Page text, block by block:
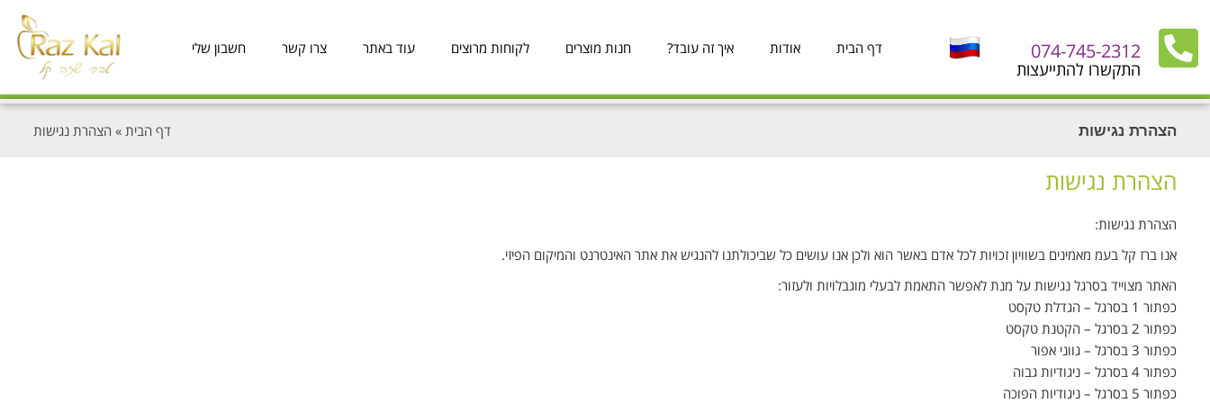
074-745-2312
התקשרו להתייעצות
דף הבית אודות איך זה עובד? חנות מוצרים לקוחות מרוצים עוד באתר צרו קשר חשבון שלי
הצהרת נגישות דף הבית » הצהרת נגישות
הצהרת נגישות
הצהרת נגישות:
אנו ברז קל בעמ מאמינים בשוויון זכויות לכל אדם באשר הוא ולכן אנו עושים כל שביכולתנו להנגיש את אתר האינטרנט והמיקום הפיזי.
האתר מצוייד בסרגל נגישות על מנת לאפשר התאמת לבעלי מוגבלויות ולעזור:
כפתור 1 בסרגל – הגדלת טקסט
כפתור 2 בסרגל – הקטנת טקסט
כפתור 3 בסרגל – גווני אפור
כפתור 4 בסרגל – ניגודיות גבוה
כפתור 5 בסרגל – ניגודיות הפוכה